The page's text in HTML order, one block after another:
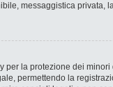
messaggistica privata,
per la protezione dei
permettendo la